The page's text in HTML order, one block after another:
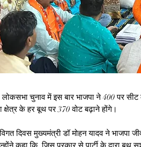
चुनाव में इस बार भाजपा ने 400 पर सीट
के हर बूथ पर 370 वोट बढ़ाने होंगे।
दिवस मुख्यमंत्री डॉ मोहन यादव ने भाजपा